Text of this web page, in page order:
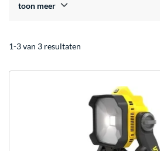
toon meer
1-3 van 3 resultaten